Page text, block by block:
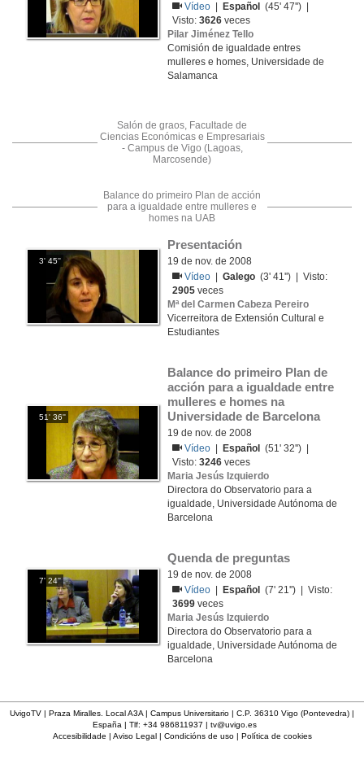
Vídeo
Español
(45' 47'') |
Visto:3626 veces
Pilar Jiménez Tello
Comisión de igualdade entres
mulleres e homes, Universidade de
Salamanca
Salón de graos, Facultade de
Ciencias Económicas e Empresariais
- Campus de Vigo (Lagoas,
Marcosende)
Balance do primeiro Plan de acción
para a igualdade entre mulleres e
homes na UAB
3' 45''
Presentación
19 de nov. de 2008
Vídeo
|Galego (3' 41'') | Visto:
2905 veces
Mª del Carmen Cabeza Pereiro
Vicerreitora de Extensión Cultural e
Estudiantes
51' 36''
Balance do primeiro Plan de
acción para a igualdade entre
mulleres e homes na
Universidade de Barcelona
19 de nov. de 2008
Vídeo
Español
(51' 32'') |
Visto:3246 veces
Maria Jesús Izquierdo
Directora do Observatorio para a
igualdade, Universidade Autónoma de
Barcelona
7' 24''
Quenda de preguntas
19 de nov. de 2008
Vídeo
Español
(7' 21'') | Visto:
3699 veces
Maria Jesús Izquierdo
Directora do Observatorio para a
igualdade, Universidade Autónoma de
Barcelona
UvigoTV | Praza Miralles. Local A3A | Campus Universitario | C.P. 36310 Vigo (Pontevedra) |
España | Tlf: +34 986811937 | tv@uvigo.es
Accesibilidade | Aviso Legal| Condicións de uso| Política de cookies